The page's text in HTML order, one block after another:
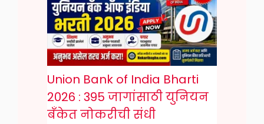
Union Bank of India Bharti
2026 : 395 जागांसाठी युनियन
बँकेत नोकरीची संधी